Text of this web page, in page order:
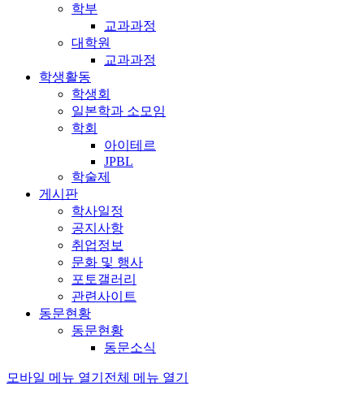
학부
교과과정
대학원
교과과정
학생활동
학생회
일본학과 소모임
학회
아이테르
JPBL
학술제
게시판
학사일정
공지사항
취업정보
문화 및 행사
포토갤러리
관련사이트
동문현황
동문현황
동문소식
모바일 메뉴 열기 전체 메뉴 열기